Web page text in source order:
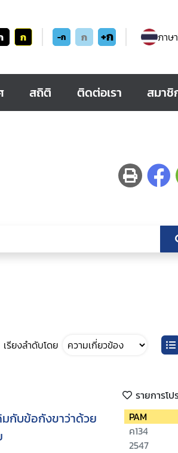
ก -ก ก +ก ภาษ
สถิติ ติดต่อเรา สมาชิ
เรียงลำดับโดย
รายการโป
กับข้อกังขาว่าด้วย
PAM
ค134
2547